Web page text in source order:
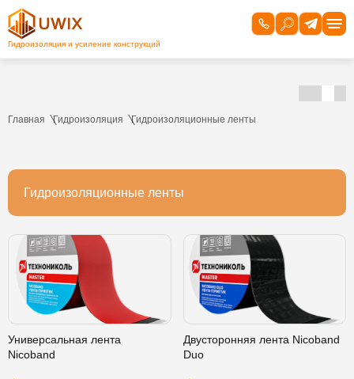
Главная Гидроизоляция Гидроизоляционные ленты
Гидроизоляционные ленты
Универсальная лента
Nicoband
Двусторонняя лента Nicoband
Duo